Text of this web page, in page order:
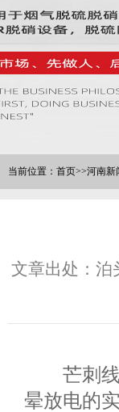
当前位置： 首页>>河南新
文章出处：泊
芒刺线
晕放电的